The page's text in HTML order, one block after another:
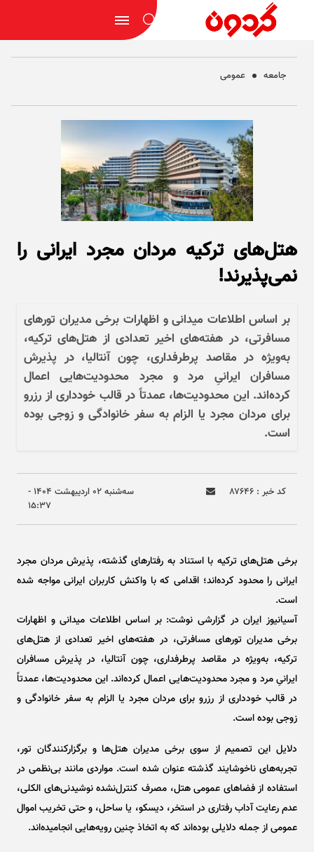
جامعه عمومی
هتل‌های ترکیه مردان مجرد ایرانی را
نمی‌پذیرند!
بر اساس اطلاعات میدانی و اظهارات برخی مدیران تور‌های
مسافرتی، در هفته‌های اخیر تعدادی از هتل‌های ترکیه،
به‌ویژه در مقاصد پرطرفداری، چون آنتالیا، در پذیرش
مسافران ایرانیِ مرد و مجرد محدودیت‌هایی اعمال
کرده‌اند. این محدودیت‌ها، عمدتاً در قالب خودداری از رزرو
برای مردان مجرد یا الزام به سفر خانوادگی و زوجی بوده
است.
کد خبر : ۸۷۶۴۶
سه‌شنبه ۰۲ ارديبهشت ۱۴۰۴ -
۱۵:۳۷
برخی هتل‌های ترکیه با استناد به رفتار‌های گذشته، پذیرش مردان مجرد
ایرانی را محدود کرده‌اند؛ اقدامی که با واکنش کاربران ایرانی مواجه شده
است.
آسیانیوز ایران در گزارشی نوشت: بر اساس اطلاعات میدانی و اظهارات
برخی مدیران تور‌های مسافرتی، در هفته‌های اخیر تعدادی از هتل‌های
ترکیه، به‌ویژه در مقاصد پرطرفداری، چون آنتالیا، در پذیرش مسافران
ایرانیِ مرد و مجرد محدودیت‌هایی اعمال کرده‌اند. این محدودیت‌ها، عمدتاً
در قالب خودداری از رزرو برای مردان مجرد یا الزام به سفر خانوادگی و
زوجی بوده است.
دلایل این تصمیم از سوی برخی مدیران هتل‌ها و برگزارکنندگان تور،
تجربه‌های ناخوشایند گذشته عنوان شده است. مواردی مانند بی‌نظمی در
استفاده از فضا‌های عمومی هتل، مصرف کنترل‌نشده نوشیدنی‌های الکلی،
عدم رعایت آداب رفتاری در استخر، دیسکو، یا ساحل، و حتی تخریب اموال
عمومی از جمله دلایلی بوده‌اند که به اتخاذ چنین رویه‌هایی انجامیده‌اند.